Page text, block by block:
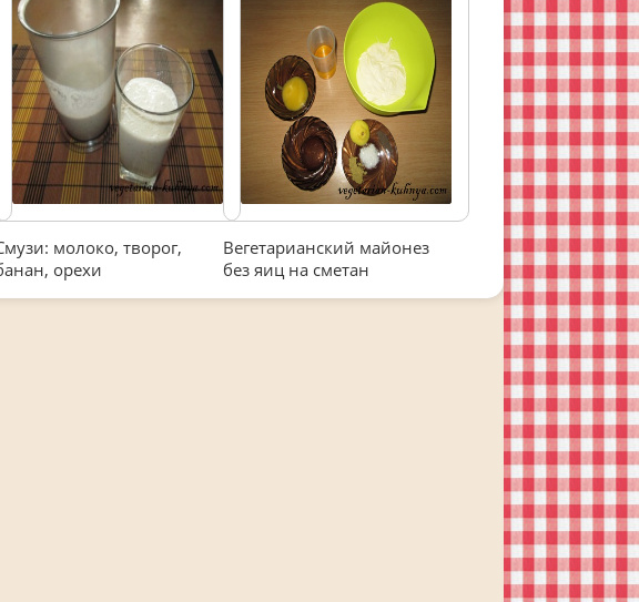
молоко, творог,
орехи
Вегетарианский майонез
без яиц на сметан